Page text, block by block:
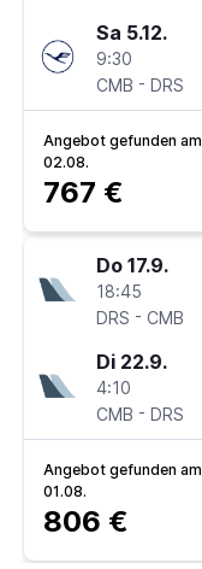
Sa 5.12.
9:30
CMB - DRS
Angebot gefunden am
02.08.
767 €
Do 17.9.
18:45
DRS - CMB
Di 22.9.
4:10
CMB - DRS
Angebot gefunden am
01.08.
806 €